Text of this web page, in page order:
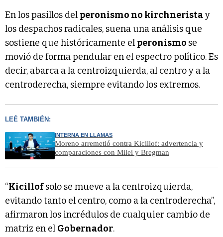
En los pasillos del peronismo no kirchneristay
los despachos radicales, suena una análisis que
sostiene que históricamente el peronismo se
movió de forma pendular en el espectro político. Es
decir, abarca a la centroizquierda, al centro y a la
centroderecha, siempre evitando los extremos.
LEÉ TAMBIÉN:
INTERNA EN LLAMAS
Moreno arremetió contra Kicillof: advertencia y
comparaciones con Milei y Bregman
“Kicillofsolo se mueve a la centroizquierda,
evitando tanto el centro, como a la centroderecha”,
afirmaron los incrédulos de cualquier cambio de
matriz en el Gobernador.